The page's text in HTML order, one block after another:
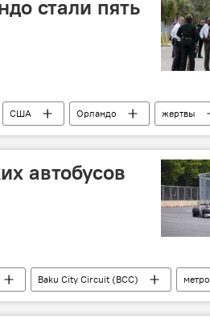
стали пять
США Орландо жертвы
автобусов
Baku City Circuit (BCC)
метро
пассажиры